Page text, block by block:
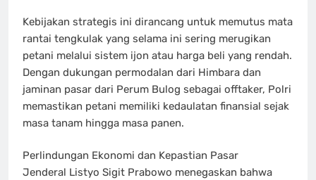
Kebijakan strategis ini dirancang untuk memutus mata
rantai tengkulak yang selama ini sering merugikan
petani melalui sistem ijon atau harga beli yang rendah.
Dengan dukungan permodalan dari Himbara dan
jaminan pasar dari Perum Bulog sebagai offtaker, Polri
memastikan petani memiliki kedaulatan finansial sejak
masa tanam hingga masa panen.
Perlindungan Ekonomi dan Kepastian Pasar
Jenderal Listyo Sigit Prabowo menegaskan bahwa